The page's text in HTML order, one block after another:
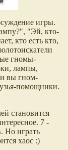
игры.
"Эй, кто-
кто есть кто,
гномы-
лампы,
вы гном-
помощники.
становится
7 -
Но играть
хаос :)